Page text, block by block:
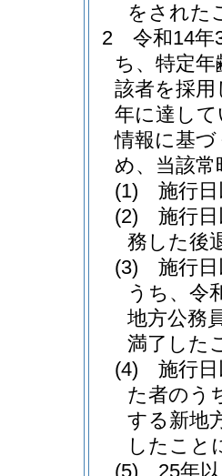
をされた
2
令和14年
ち、特定
該者を採
年に達し
情報に基
め、当該
(1)
施行
(2)
施行
務した後
(3)
施行
うち、令
地方公務
満了した
(4)
施行
た者のう
する新地
したこと
(5)
25年